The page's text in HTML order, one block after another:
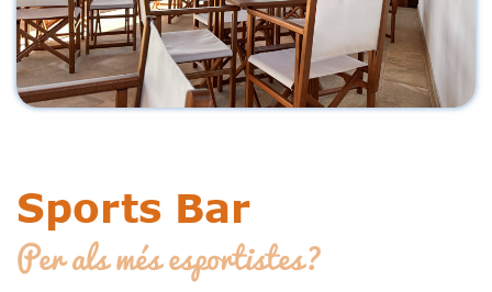
Sports Bar
Per als més esportistes?